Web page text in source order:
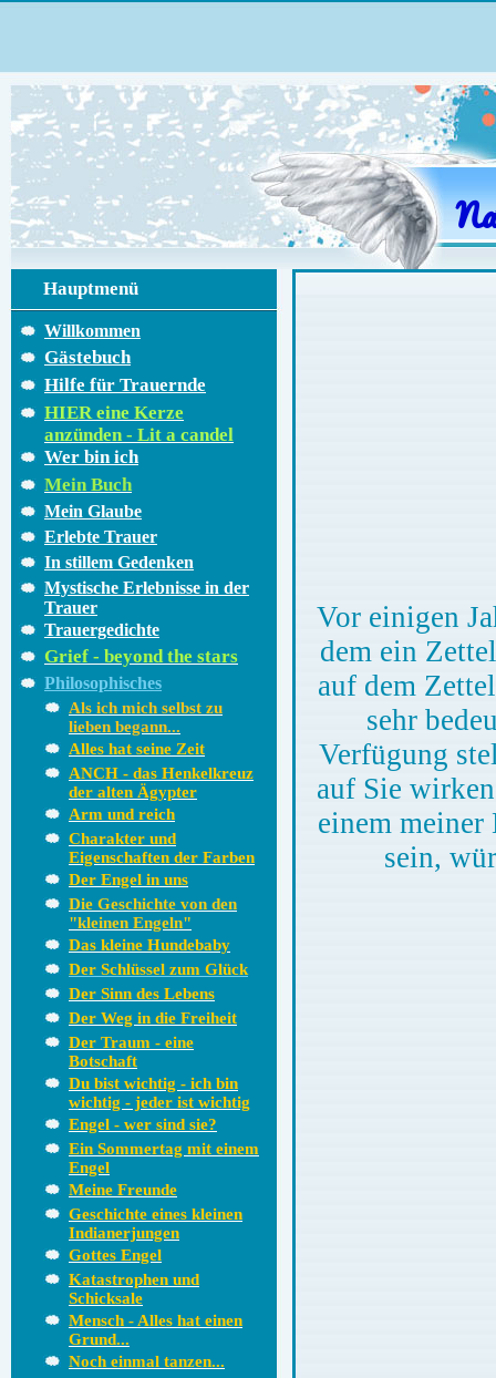
Hauptmenü
Willkommen
Gästebuch
Hilfe für Trauernde
HIER eine Kerze
anzünden - Lit a candel
Wer bin ich
Mein Buch
Mein Glaube
Erlebte Trauer
In stillem Gedenken
Mystische Erlebnisse in der
Trauer
Trauergedichte
Grief - beyond the stars
Philosophisches
Als ich mich selbst zu
lieben begann...
Alles hat seine Zeit
ANCH - das Henkelkreuz
der alten Ägypter
Arm und reich
Charakter und
Eigenschaften der Farben
Der Engel in uns
Die Geschichte von den
"kleinen Engeln"
Das kleine Hundebaby
Der Schlüssel zum Glück
Der Sinn des Lebens
Der Weg in die Freiheit
Der Traum - eine
Botschaft
Du bist wichtig - ich bin
wichtig - jeder ist wichtig
Engel - wer sind sie?
Ein Sommertag mit einem
Engel
Meine Freunde
Geschichte eines kleinen
Indianerjungen
Gottes Engel
Katastrophen und
Schicksale
Mensch - Alles hat einen
Grund...
Noch einmal tanzen...
Vor einigen
dem ein
auf dem
sehr
Verfügung
auf Sie
einem meiner
sein,